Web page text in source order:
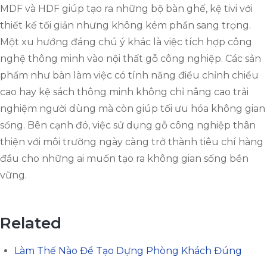
MDF và HDF giúp tạo ra những bộ bàn ghế, kệ tivi với
thiết kế tối giản nhưng không kém phần sang trọng.
Một xu hướng đáng chú ý khác là việc tích hợp công
nghệ thông minh vào nội thất gỗ công nghiệp. Các sản
phẩm như bàn làm việc có tính năng điều chỉnh chiều
cao hay kệ sách thông minh không chỉ nâng cao trải
nghiệm người dùng mà còn giúp tối ưu hóa không gian
sống. Bên cạnh đó, việc sử dụng gỗ công nghiệp thân
thiện với môi trường ngày càng trở thành tiêu chí hàng
đầu cho những ai muốn tạo ra không gian sống bền
vững.
Related
Làm Thế Nào Để Tạo Dựng Phòng Khách Đúng